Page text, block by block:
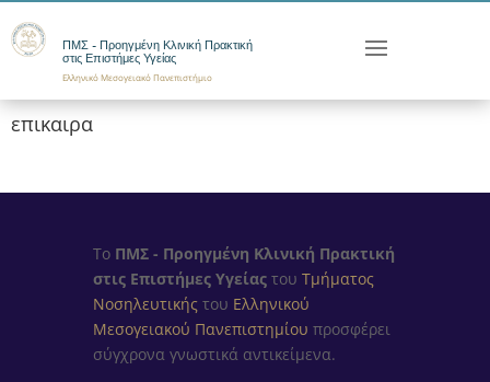
ΠΜΣ - Προηγμένη Κλινική Πρακτική
στις Επιστήμες Υγείας
Ελληνικό Μεσογειακό Πανεπιστήμιο
επικαιρα
Το ΠΜΣ - Προηγμένη Κλινική Πρακτική
στις Επιστήμες Υγείας του Τμήματος
Νοσηλευτικής του Ελληνικού
Μεσογειακού Πανεπιστημίου προσφέρει
σύγχρονα γνωστικά αντικείμενα.